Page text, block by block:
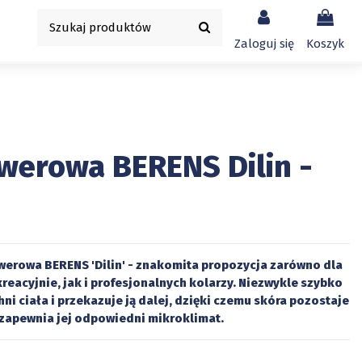
Zaloguj się Koszyk
BERENS Dilin -
BERENS 'Dilin' - znakomita propozycja zarówno dla
jak i profesjonalnych kolarzy. Niezwykle szybko
ciała i przekazuje ją dalej, dzięki czemu skóra pozostaje
jej odpowiedni mikroklimat.